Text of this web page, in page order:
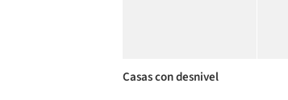
Casas con desnivel